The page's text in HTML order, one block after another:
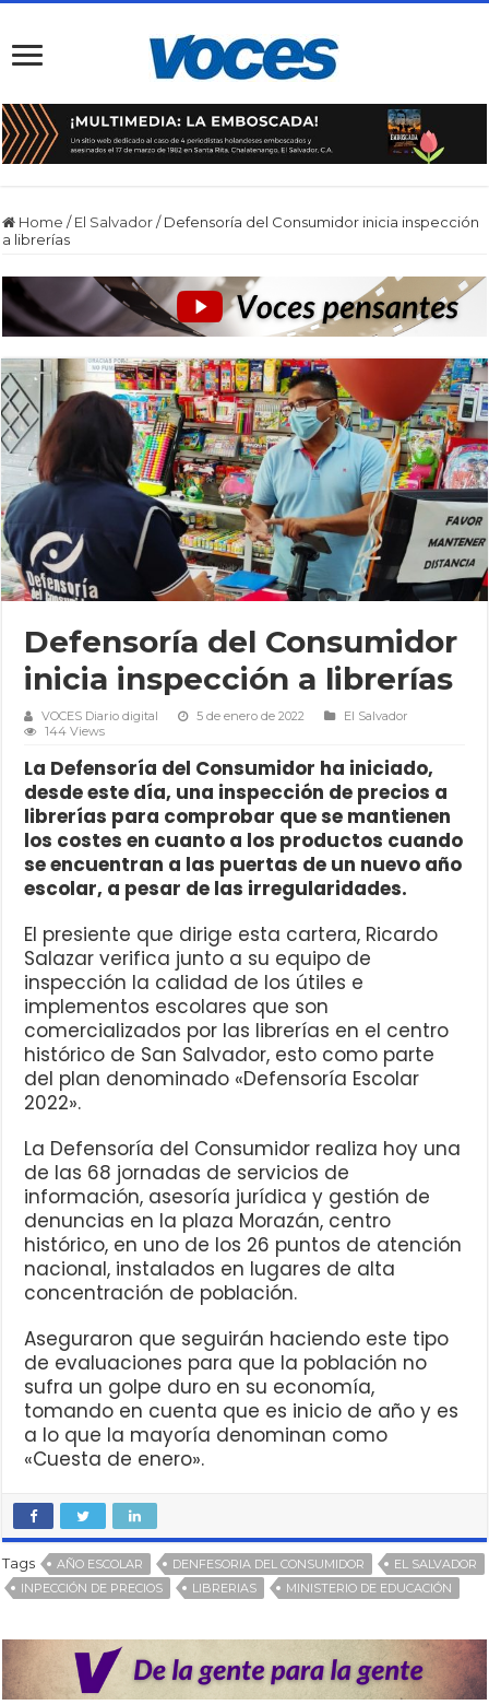
Home / El Salvador / Defensoría del Consumidor inicia inspección
a librerías
Defensoría del Consumidor
inicia inspección a librerías
VOCES Diario digital 5 de enero de 2022
El Salvador
144 Views
La Defensoría del Consumidor ha iniciado,
desde este día, una inspección de precios a
librerías para comprobar que se mantienen
los costes en cuanto a los productos cuando
se encuentran a las puertas de un nuevo año
escolar, a pesar de las irregularidades.
El presiente que dirige esta cartera, Ricardo
Salazar verifica junto a su equipo de
inspección la calidad de los útiles e
implementos escolares que son
comercializados por las librerías en el centro
histórico de San Salvador, esto como parte
del plan denominado «Defensoría Escolar
2022».
La Defensoría del Consumidor realiza hoy una
de las 68 jornadas de servicios de
información, asesoría jurídica y gestión de
denuncias en la plaza Morazán, centro
histórico, en uno de los 26 puntos de atención
nacional, instalados en lugares de alta
concentración de población.
Aseguraron que seguirán haciendo este tipo
de evaluaciones para que la población no
sufra un golpe duro en su economía,
tomando en cuenta que es inicio de año y es
a lo que la mayoría denominan como
«Cuesta de enero».
Tags AÑO ESCOLAR DENFESORIA DEL CONSUMIDOR
EL SALVADOR
INPECCIÓN DE PRECIOS
LIBRERIAS MINISTERIO DE EDUCACIÓN